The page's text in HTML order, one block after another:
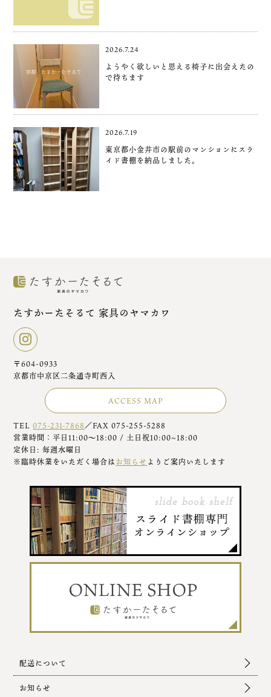
2026.7.24
ようやく欲しいと思える椅子に出会えたの
で待ちます
2026.7.19
東京都小金井市の駅前のマンションにスラ
イド書棚を納品しました。
たすかーたそるて 家具のヤマカワ
〒604-0933
京都市中京区二条通寺町西入
ACCESS MAP
TEL075-231-7868／FAX 075-255-5288
営業時間：平日11:00～18:00 / 土日祝10:00~18:00
定休日: 毎週水曜日
※臨時休業をいただく場合はお知らせ よりご案内いたします
配送について
お知らせ